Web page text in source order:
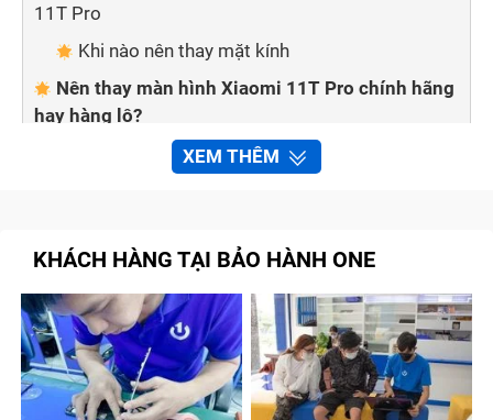
11T Pro
Khi nào nên thay mặt kính
Nên thay màn hình Xiaomi 11T Pro chính hãng
hay hàng lô?
Màn hình zin new
nhanh chóng, uy tín
Quy trình thay màn hình Xiaomi 11T Pro của
Bảo Hành One
Tổng kết
XEM THÊM
KHÁCH HÀNG TẠI BẢO HÀNH ONE